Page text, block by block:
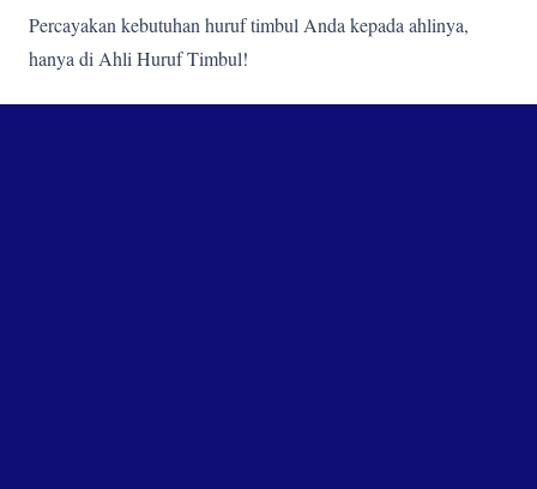
Percayakan kebutuhan huruf timbul Anda kepada ahlinya,
hanya di Ahli Huruf Timbul!